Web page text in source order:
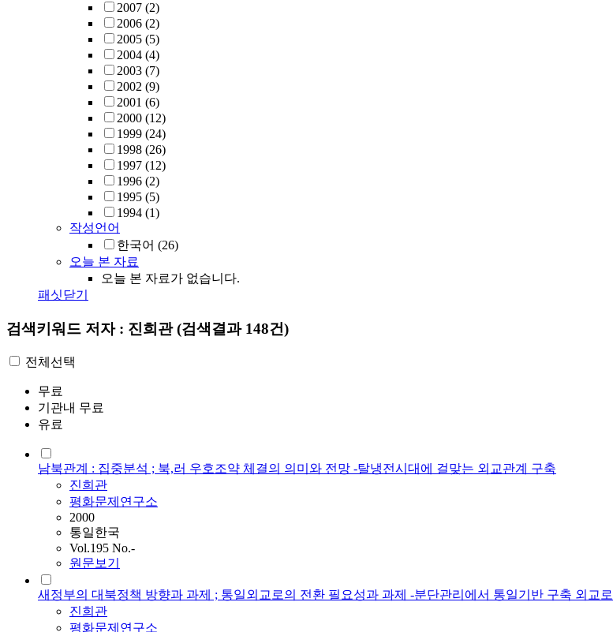
2007 (2)
2006 (2)
2005 (5)
2004 (4)
2003 (7)
2002 (9)
2001 (6)
2000 (12)
1999 (24)
1998 (26)
1997 (12)
1996 (2)
1995 (5)
1994 (1)
작성언어
한국어 (26)
오늘 본 자료
오늘 본 자료가 없습니다.
패싯닫기
검색키워드 저자 : 진희관(검색결과 148건)
전체선택
무료
기관내 무료
유료
남북관계 : 집중분석 ; 북,러 우호조약 체결의 의미와 전망 -탈냉전시대에 걸맞는 외교관계 구축
진희관
평화문제연구소
2000
통일한국
Vol.195 No.-
원문보기
새정부의 대북정책 방향과 과제 ; 통일외교로의 전환 필요성과 과제 -분단관리에서 통일기반 구축 외교로
진희관
평화문제연구소